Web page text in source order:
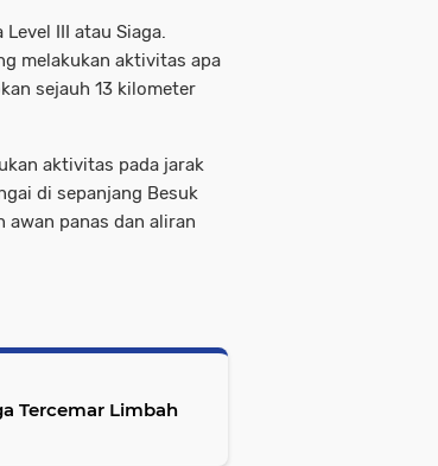
III atau Siaga.
melakukan aktivitas apa
sejauh 13 kilometer
aktivitas pada jarak
di sepanjang Besuk
awan panas dan aliran
Tercemar Limbah